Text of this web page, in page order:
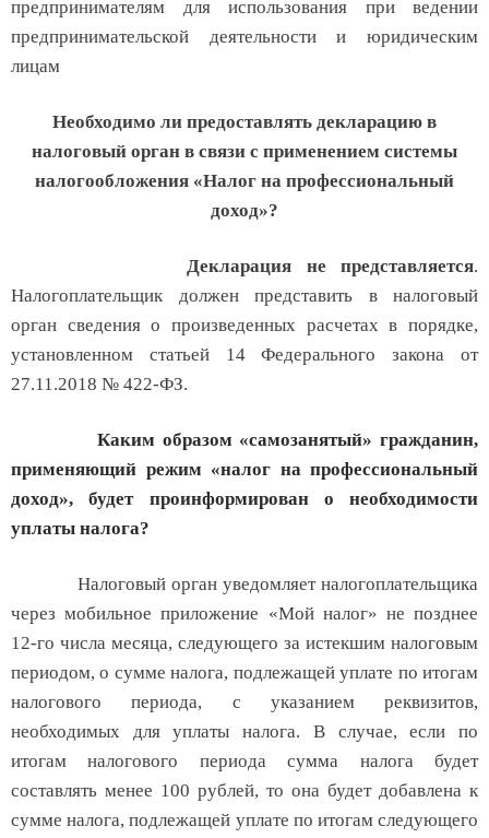
предпринимателям для использования при ведении
предпринимательской деятельности и юридическим
лицам
Необходимо ли предоставлять декларацию в
налоговый орган в связи с применением системы
налогообложения «Налог на профессиональный
доход»?
Декларация не представляется.
Налогоплательщик должен представить в налоговый
орган сведения о произведенных расчетах в порядке,
установленном статьей 14 Федерального закона от
27.11.2018 № 422-ФЗ.
Каким образом «самозанятый» гражданин,
применяющий режим «налог на профессиональный
доход», будет проинформирован о необходимости
уплаты налога?
Налоговый орган уведомляет налогоплательщика
через мобильное приложение «Мой налог» не позднее
12-го числа месяца, следующего за истекшим налоговым
периодом, о сумме налога, подлежащей уплате по итогам
налогового периода, с указанием реквизитов,
необходимых для уплаты налога. В случае, если по
итогам налогового периода сумма налога будет
составлять менее 100 рублей, то она будет добавлена к
сумме налога, подлежащей уплате по итогам следующего